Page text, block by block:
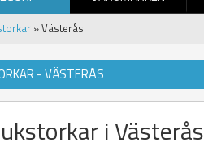
» Västerås
- VÄSTERÅS
i Västerås